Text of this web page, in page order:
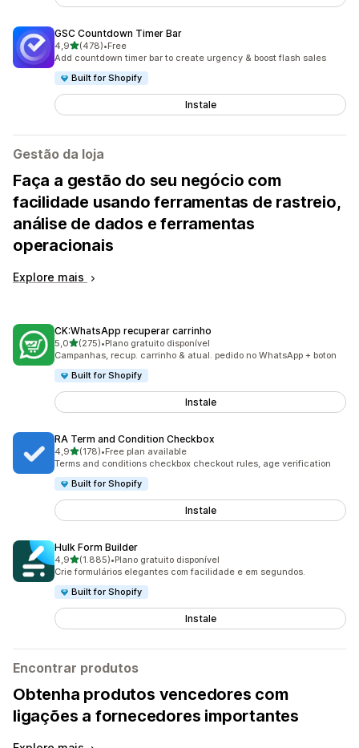
GSC Countdown Timer Bar
4,9de 5 estrelas
(478)
478 total de avaliações
•Free
Add countdown timer bar to create urgency & boost flash sales
Built for Shopify
Instale
Gestão da loja
Faça a gestão do seu negócio com
facilidade usando ferramentas de rastreio,
análise de dados e ferramentas
operacionais
Explore mais
CK:WhatsApp recuperar carrinho
5,0de 5 estrelas
(275)
275 total de avaliações
•Plano gratuito disponível
Campanhas, recup. carrinho & atual. pedido no WhatsApp + boton
Built for Shopify
Instale
RA Term and Condition Checkbox
4,9de 5 estrelas
(178)
178 total de avaliações
•Free plan available
Terms and conditions checkbox checkout rules, age verification
Built for Shopify
Instale
Hulk Form Builder
4,9de 5 estrelas
(1.885)
1885 total de avaliações
•Plano gratuito disponível
Crie formulários elegantes com facilidade e em segundos.
Built for Shopify
Instale
Encontrar produtos
Obtenha produtos vencedores com
ligações a fornecedores importantes